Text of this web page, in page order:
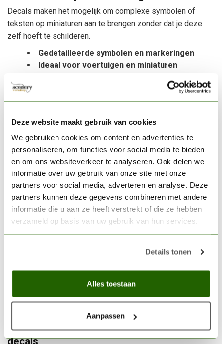
Deze website maakt gebruik van cookies
We gebruiken cookies om content en advertenties te
personaliseren, om functies voor social media te bieden
en om ons websiteverkeer te analyseren. Ook delen we
informatie over uw gebruik van onze site met onze
partners voor social media, adverteren en analyse. Deze
partners kunnen deze gegevens combineren met andere
informatie die u aan ze heeft verstrekt of die ze hebben
verzameld op basis van uw gebruik van hun services.
Details tonen
Alles toestaan
Aanpassen
Decals maken het mogelijk om complexe symbolen of
teksten op miniaturen aan te brengen zonder dat je deze
zelf hoeft te schilderen.
Gedetailleerde symbolen en markeringen
Ideaal voor voertuigen en miniaturen
Nauwkeurige en consistente resultaten
Snelle manier om modellen extra detail te
Veel hobbyisten gebruiken decals voor
eenhedenmarkeringen, insignes, nummers of andere
decoratieve details op hun modellen.
Hoe gebruik je decals voor miniaturen of
schaalmodellen
Om een decal aan te brengen wordt eerst het gewenste
symbool uit het vel geknipt. Vervolgens wordt de decal kort
in water gelegd zodat de transfer loskomt van het papier.
Daarna kan de decal voorzichtig op het model worden
geschoven en gepositioneerd met een penseel of pincet.
Nadat de decal is gedroogd wordt vaak een laag vernis
aangebracht om het oppervlak te beschermen en de decal
Waar je op moet letten bij het kiezen van
decals